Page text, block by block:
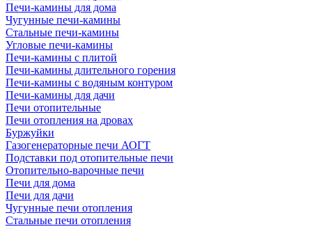
Печи-камины для дома
Чугунные печи-камины
Стальные печи-камины
Угловые печи-камины
Печи-камины с плитой
Печи-камины длительного горения
Печи-камины с водяным контуром
Печи-камины для дачи
Печи отопительные
Печи отопления на дровах
Буржуйки
Газогенераторные печи АОГТ
Подставки под отопительные печи
Отопительно-варочные печи
Печи для дома
Печи для дачи
Чугунные печи отопления
Стальные печи отопления